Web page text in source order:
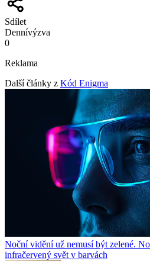
Sdílet
Dennívýzva
0
Reklama
Další články z Kód Enigma
Noční vidění už nemusí být zelené.
infračervený svět v barvách